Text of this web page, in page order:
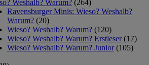
Weshalb? Warum? (264)
Ravensburger Minis: Wieso? Weshalb?
Warum? (20)
Wieso? Weshalb? Warum? (120)
Wieso? Weshalb? Warum? Erstleser (17)
Wieso? Weshalb? Warum? Junior (105)